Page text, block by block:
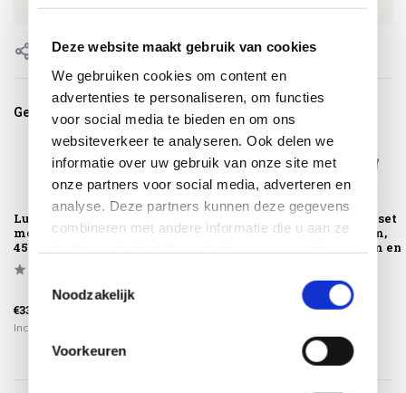
Deze website maakt gebruik van cookies
We gebruiken cookies om content en
advertenties te personaliseren, om functies
voor social media te bieden en om ons
websiteverkeer te analyseren. Ook delen we
informatie over uw gebruik van onze site met
onze partners voor social media, adverteren en
analyse. Deze partners kunnen deze gegevens
combineren met andere informatie die u aan ze
Noodzakelijk
Voorkeuren
EAN 0659424222132
Delen
Gerelateerde producten
Lucius pulut
merah mand
45x25xH45 cm
€33,00
Incl. btw
40xH40 cm
Nilo mandenset
39x39xH39 cm,
34x34xH33 cm en
€89,00